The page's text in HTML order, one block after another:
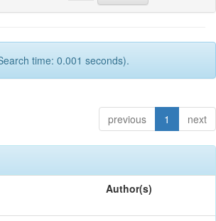
time: 0.001 seconds).
previous 1 next
Author(s)